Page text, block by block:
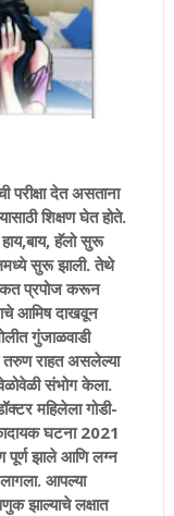
देत असताना
शिक्षण घेत होते.
हॅलो सुरू
सुरू झाली. तेथे
प्रपोज करून
आमिष दाखवून
गुंजाळवाडी
तरुण राहत असलेल्या
संभोग केला.
महिलेला गोडी-
घटना 2021
पूर्ण झाले आणि लग्न
आपल्या
झाल्याचे लक्षात